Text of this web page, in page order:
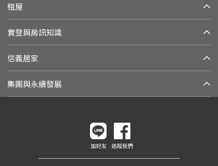
租屋
實登與房訊知識
信義居家
集團與永續發展
加好友 追蹤我們